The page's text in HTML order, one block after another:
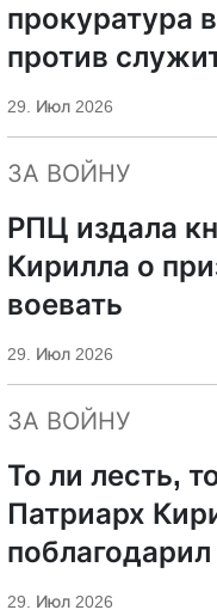
прокуратура
против
29. Июл 2026
ЗА ВОЙНУ
РПЦ издала
Кирилла о
воевать
29. Июл 2026
ЗА ВОЙНУ
То ли лесть,
Патриарх
защиту
29. Июл 2026